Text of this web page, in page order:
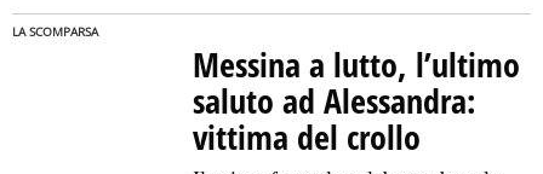
LA SCOMPARSA
Messina a lutto, l’ultimo
saluto ad Alessandra:
vittima del crollo